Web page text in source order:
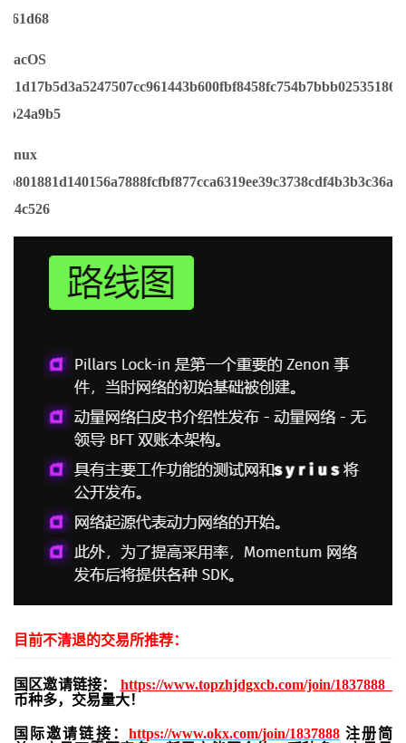
6f61d68
MacOS：
021d17b5d3a5247507cc961443b600fbf8458fc754b7bbb02535186f
bb24a9b5
Linux：
9b801881d140156a7888fcfbf877cca6319ee39c3738cdf4b3b3c36ab
724c526
目前不清退的交易所推荐：
国区邀请链接： https://www.topzhjdgxcb.com/join/1837888
币种多，交易量大！
国际邀请链接： https://www.okx.com/join/1837888注册简